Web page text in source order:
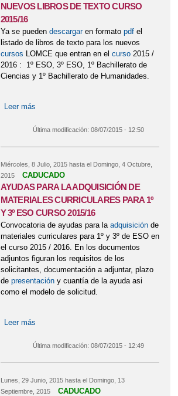
NUEVOS LIBROS DE TEXTO CURSO
2015/16
Ya se puedendescargaren formatopdfel
listado de libros de texto para los nuevos
cursos LOMCE que entran en el curso2015 /
2016 : 1º ESO, 3º ESO, 1º Bachillerato de
Ciencias y 1º Bachillerato de Humanidades.
Leer más
Última modificación: 08/07/2015 - 12:50
Miércoles, 8 Julio, 2015hasta el Domingo, 4 Octubre,
2015
CADUCADO
AYUDAS PARA LA ADQUISICIÓN DE
MATERIALES CURRICULARES PARA 1º
Y 3º ESO CURSO 2015/16
Convocatoria de ayudas para laadquisiciónde
materiales curriculares para 1º y 3º de ESO en
el curso 2015 / 2016. En los documentos
adjuntos figuran los requisitos de los
solicitantes, documentación a adjuntar, plazo
depresentacióny cuantía de la ayuda asi
como el modelo de solicitud.
Leer más
CURRICULARES PARA 1º Y 3º ESO
Última modificación: 08/07/2015 - 12:49
Lunes, 29 Junio, 2015hasta el Domingo, 13
Septiembre, 2015
CADUCADO